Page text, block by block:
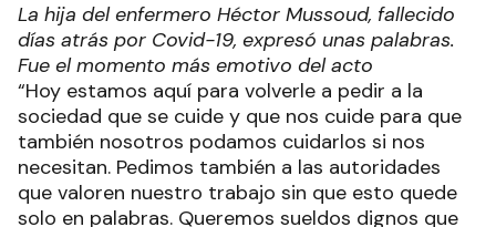
La hija del enfermero Héctor Mussoud, fallecido
días atrás por Covid-19, expresó unas palabras.
Fue el momento más emotivo del acto
“Hoy estamos aquí para volverle a pedir a la
sociedad que se cuide y que nos cuide para que
también nosotros podamos cuidarlos si nos
necesitan. Pedimos también a las autoridades
que valoren nuestro trabajo sin que esto quede
solo en palabras. Queremos sueldos dignos que